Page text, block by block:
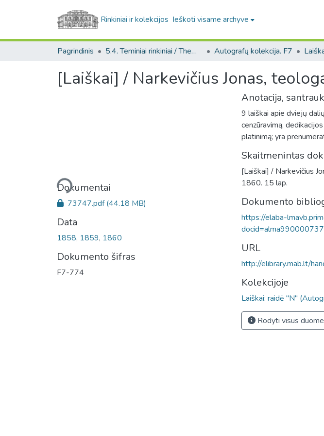
Rinkiniai ir kolekcijos Ieškoti visame archyve
Pagrindinis 5.4. Teminiai rinkiniai / Thematic collections Autografų kolekcija. F7
[Laiškai] / Narkevičius Jonas,
Įkeliama...Dokumentai
73747.pdf(44.18 MB)
Data
1858, 1859, 1860
Dokumento šifras
F7-774
Anotacija,
9 laiškai apie dviejų
cenzūravimą,
platinimą; yra
Skaitmenintas
[Laiškai] / Narkevičius
1860. 15 lap.
Dokumento
https://elaba-
URL
http://elibrary.mab.lt/
Kolekcijoje
Laiškai: raidė "N"
Rodyti visus